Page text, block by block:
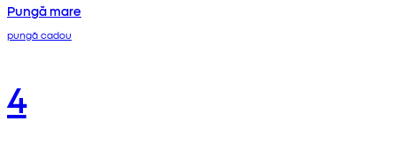
Pungă mare
pungă cadou
4